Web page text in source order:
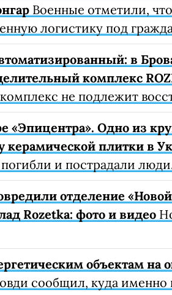
Военные отметили,
логистику под
в
комплекс
не подлежит
«Эпицентра». Одно из
керамической плитки в
и пострадали
отделение
Rozetka: фото и видео
объектам на
сообщил, куда именно